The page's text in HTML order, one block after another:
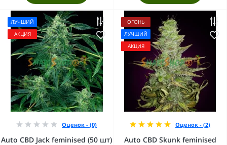
ЛУЧШИЙ
АКЦИЯ
Оценок - (0)
Auto CBD Jack feminised (50 шт)
ОГОНЬ
ЛУЧШИЙ
АКЦИЯ
Оценок - (2)
Auto CBD Skunk feminised